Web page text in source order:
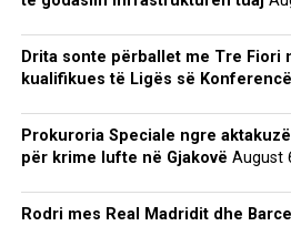
Drita sonte përballet me Tre Fiori
kualifikues të Ligës së
Prokuroria Speciale ngre
për krime lufte në Gjakovë August
Rodri mes Real Madridit dhe